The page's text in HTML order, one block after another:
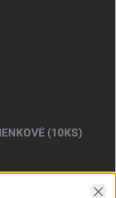
(10KS)